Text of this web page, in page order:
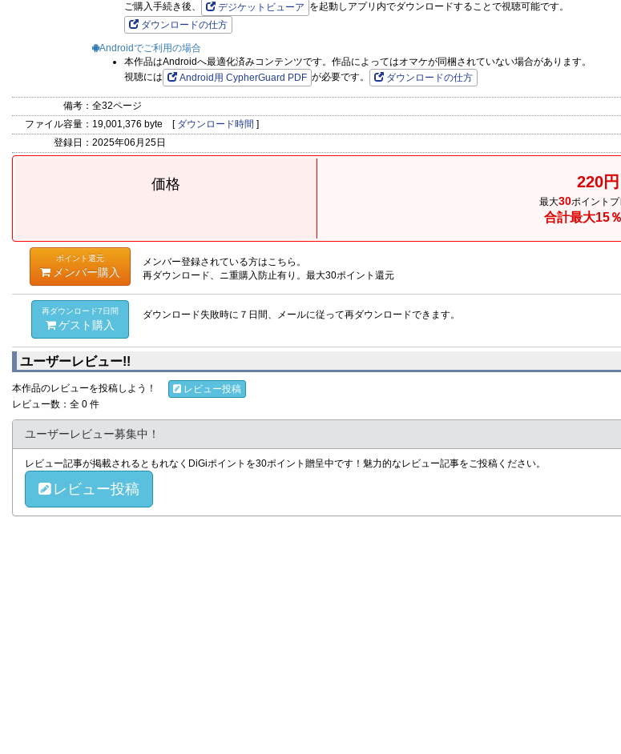
ご購入手続き後、
デジケットビューア を起動しアプリ内でダウンロードすることで視聴可能です。
ダウンロードの仕方
Androidでご利用の場合
本作品はAndroidへ最適化済みコンテンツです。作品によってはオマケが同梱されていない場合があります。
視聴には
Android用 CypherGuard PDF が必要です。 ダウンロードの仕方
備考： 全32ページ
ファイル容量： 19,001,376 byte [ ダウンロード時間 ]
登録日： 2025年06月25日
価格 220円
最大30ポイントプ
合計最大15
ポイント還元
メンバー購入
メンバー登録されている方はこちら。
再ダウンロード、ニ重購入防止有り。最大30ポイント還元
再ダウンロード7日間
ゲスト購入
ダウンロード失敗時に７日間、メールに従って再ダウンロードできます。
ユーザーレビュー!!
本作品のレビューを投稿しよう！
レビュー投稿
レビュー数：全 0 件
ユーザーレビュー募集中！
レビュー記事が掲載されるともれなくDiGiポイントを30ポイント贈呈中です！魅力的なレビュー記事をご投稿ください。
レビュー投稿